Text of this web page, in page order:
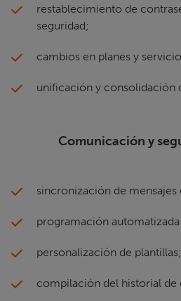
restablecimiento de
seguridad;
cambios en planes y
unificación y consolidación
Comunicación y
sincronización de mensajes
programación
personalización de plantillas;
compilación del historial de